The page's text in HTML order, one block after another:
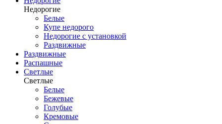
Недорогие
Белые
Купе недорого
Недорогие с установкой
Раздвижные
Раздвижные
Распашные
Светлые
Светлые
Белые
Бежевые
Голубые
Кремовые